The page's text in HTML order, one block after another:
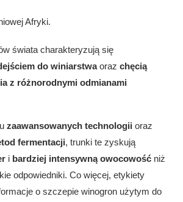
Afryki.
świata charakteryzują się
do winiarstwaoraz chęcią
z różnorodnymi odmianami
zaawansowanych technologii oraz
fermentacji, trunki te zyskują
i bardziej intensywną owocowość niż
odpowiedniki. Co więcej, etykiety
o szczepie winogron użytym do